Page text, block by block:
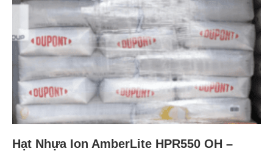
Hạt Nhựa Ion AmberLite HPR550 OH –